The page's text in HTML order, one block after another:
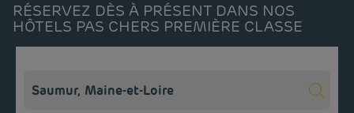
RÉSERVEZ DÈS À PRÉSENT DANS NOS
HÔTELS PAS CHERS PREMIÈRE CLASSE